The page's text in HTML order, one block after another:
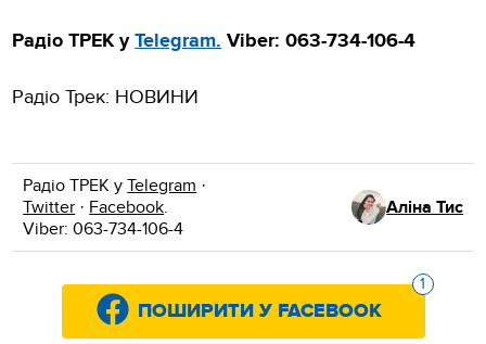
Радіо ТРЕК уTelegram. Viber: 063-734-106-4
Радіо Трек: НОВИНИ
Радіо ТРЕК уTelegram ·
Twitter · Facebook.
Viber: 063-734-106-4
Аліна Тис
1
ПОШИРИТИ У FACEBOOK